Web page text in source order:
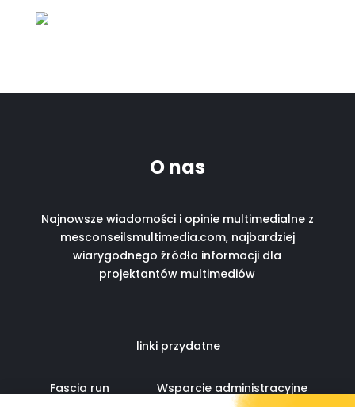
O nas
Najnowsze wiadomości i opinie multimedialne z
mesconseilsmultimedia.com, najbardziej
wiarygodnego źródła informacji dla
projektantów multimediów
linki przydatne
Fascia runWsparcie administracyjne